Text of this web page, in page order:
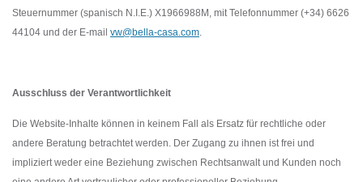
Steuernummer (spanisch N.I.E.) X1966988M, mit Telefonnummer (+34) 6626
44104 und der E-mail vw@bella-casa.com.
Ausschluss der Verantwortlichkeit
Die Website-Inhalte können in keinem Fall als Ersatz für rechtliche oder
andere Beratung betrachtet werden. Der Zugang zu ihnen ist frei und
impliziert weder eine Beziehung zwischen Rechtsanwalt und Kunden noch